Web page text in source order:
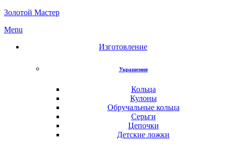
Золотой Мастер
Menu
Изготовление
Украшения
Кольца
Кулоны
Обручальные кольца
Серьги
Цепочки
Детские ложки